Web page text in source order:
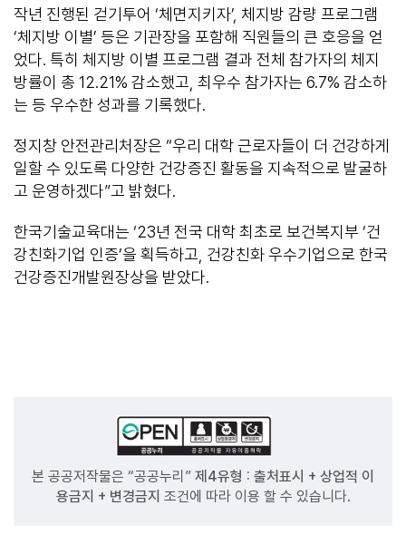
작년 진행된 걷기투어 ‘체면지키자’, 체지방 감량 프로그램
‘체지방 이별’ 등은 기관장을 포함해 직원들의 큰 호응을 얻
었다. 특히 체지방 이별 프로그램 결과 전체 참가자의 체지
방률이 총 12.21% 감소했고, 최우수 참가자는 6.7% 감소하
는 등 우수한 성과를 기록했다.
정지창 안전관리처장은 “우리 대학 근로자들이 더 건강하게
일할 수 있도록 다양한 건강증진 활동을 지속적으로 발굴하
고 운영하겠다”고 밝혔다.
한국기술교육대는 ‘23년 전국 대학 최초로 보건복지부 ‘건
강친화기업 인증’을 획득하고, 건강친화 우수기업으로 한국
건강증진개발원장상을 받았다.
본 공공저작물은 “공공누리” 제4유형 : 출처표시 + 상업적 이
용금지 + 변경금지 조건에 따라 이용 할 수 있습니다.